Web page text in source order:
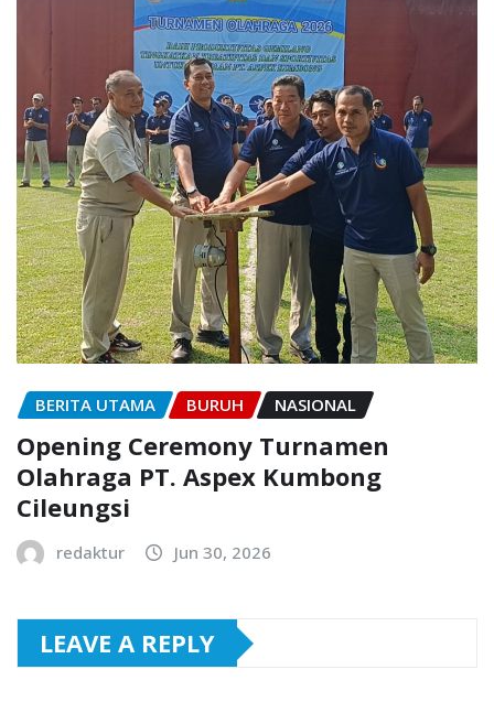
BERITA UTAMA BURUH NASIONAL
Opening Ceremony Turnamen
Olahraga PT. Aspex Kumbong
Cileungsi
redaktur Jun 30, 2026
LEAVE A REPLY